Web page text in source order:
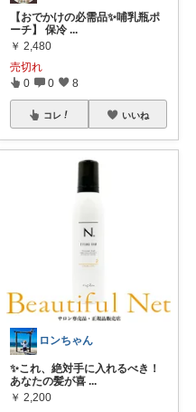
【おでかけの必需品✨哺乳瓶ポ
ーチ】 保冷 ...
￥ 2,480
売切れ
0 0 8
コレ いいね
ロンちゃん
✨これ、絶対手に入れるべき！
あなたの髪が喜 ...
￥ 2,200